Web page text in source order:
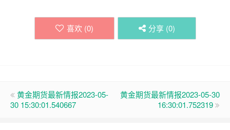
喜欢 (0) 分享 (0)
黄金期货最新情报2023-05-
30 15:30:01.540667
黄金期货最新情报2023-05-30
16:30:01.752319